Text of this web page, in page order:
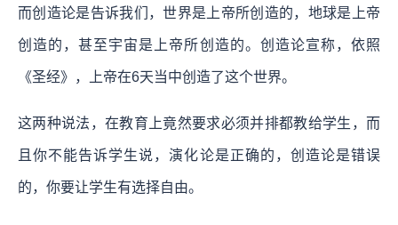
而创造论是告诉我们，世界是上帝所创造的，地球是上帝
创造的，甚至宇宙是上帝所创造的。创造论宣称，依照
《圣经》，上帝在6天当中创造了这个世界。
这两种说法，在教育上竟然要求必须并排都教给学生，而
且你不能告诉学生说，演化论是正确的，创造论是错误
的，你要让学生有选择自由。